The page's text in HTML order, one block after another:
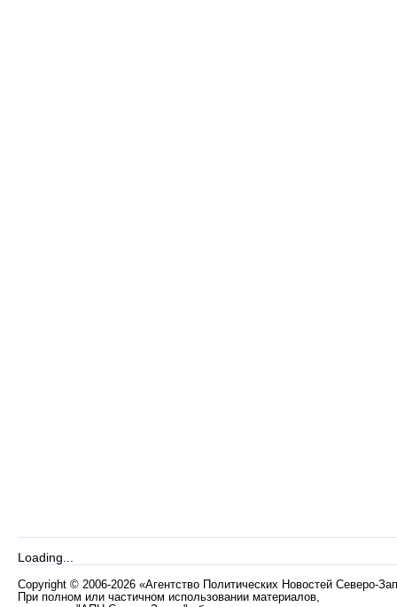
Loading...
Copyright © 2006-2026 «Агентство Политических Новостей Северо-
При полном или частичном использовании материалов,